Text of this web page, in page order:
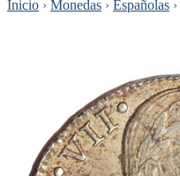
Inicio › Monedas › Españolas ›